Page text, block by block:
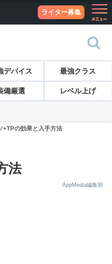
ライター募集
デバイス 最強クラス
備厳選 レベル上げ
+TPの効果と入手方法
法
AppMedia編集部